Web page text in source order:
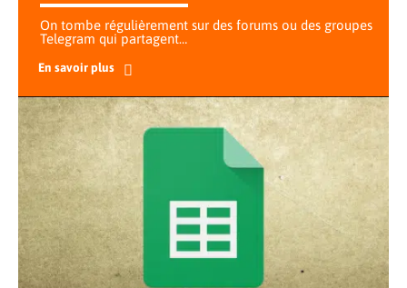
On tombe régulièrement sur des forums ou des groupes
Telegram qui partagent…
En savoir plus